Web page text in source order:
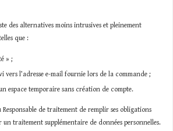
des alternatives moins intrusives et pleinement
que :
» ;
vers l’adresse e-mail fournie lors de la commande ;
espace temporaire sans création de compte.
Responsable de traitement de remplir ses obligations
un traitement supplémentaire de données personnelles.